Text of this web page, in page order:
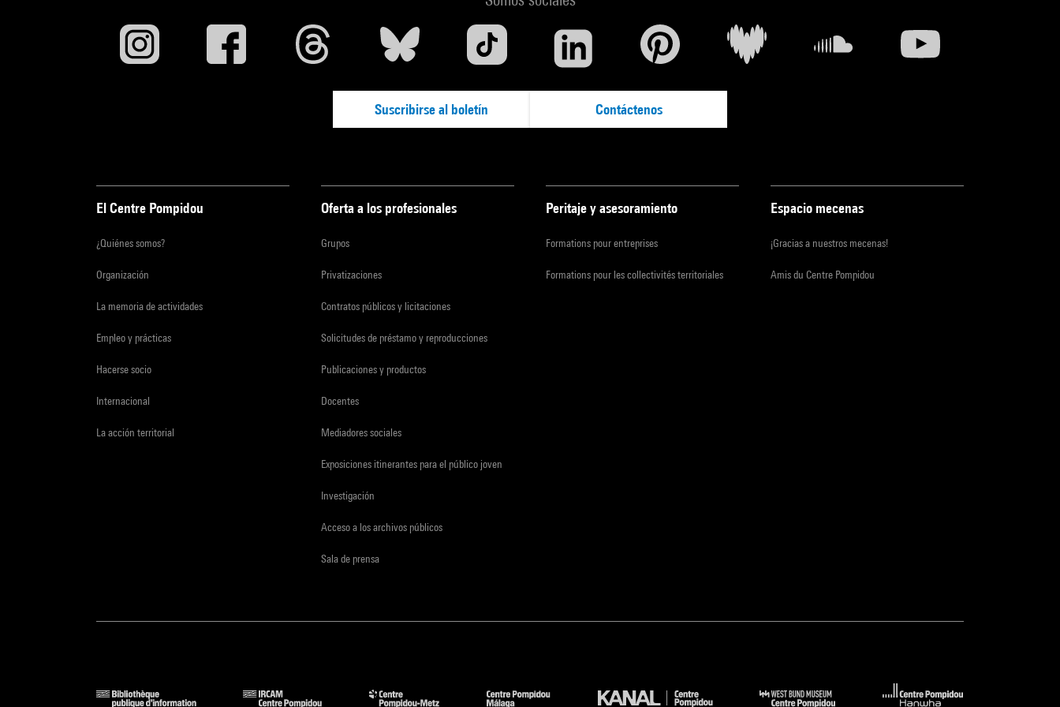
Suscribirse al boletín Contáctenos
El Centre Pompidou
¿Quiénes somos?
Organización
La memoria de actividades
Empleo y prácticas
Hacerse socio
Internacional
La acción territorial
Oferta a los profesionales
Grupos
Privatizaciones
Contratos públicos y licitaciones
Solicitudes de préstamo y reproducciones
Publicaciones y productos
Docentes
Mediadores sociales
Exposiciones itinerantes para el público joven
Investigación
Acceso a los archivos públicos
Sala de prensa
Peritaje y asesoramiento
Formations pour entreprises
Formations pour les collectivités territoriales
Espacio mecenas
¡Gracias a nuestros mecenas!
Amis du Centre Pompidou